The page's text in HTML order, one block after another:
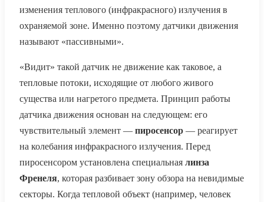
изменения теплового (инфракрасного) излучения в
охраняемой зоне. Именно поэтому датчики движения
называют «пассивными».
«Видит» такой датчик не движение как таковое, а
тепловые потоки, исходящие от любого живого
существа или нагретого предмета. Принцип работы
датчика движения основан на следующем: его
чувствительный элемент — пиросенсор — реагирует
на колебания инфракрасного излучения. Перед
пиросенсором установлена специальная линза
Френеля, которая разбивает зону обзора на невидимые
секторы. Когда тепловой объект (например, человек